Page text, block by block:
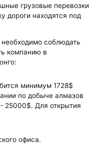
грузовые перевозки
дороги находятся под
соблюдать
компанию в
минимум 1728$
по добыче алмазов
25000$. Для открытия
офиса.